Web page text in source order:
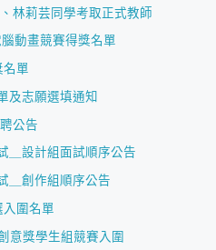
林莉芸同學考取正式教師
動畫競賽得獎名單
名單
及志願選填通知
公告
＿設計組面試順序公告
＿創作組順序公告
入圍名單
意獎學生組競賽入圍